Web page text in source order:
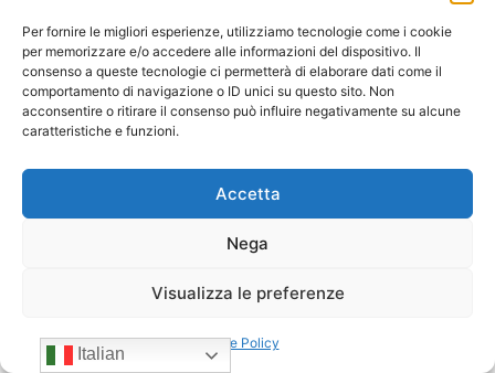
Per fornire le migliori esperienze, utilizziamo tecnologie come i cookie
per memorizzare e/o accedere alle informazioni del dispositivo. Il
consenso a queste tecnologie ci permetterà di elaborare dati come il
comportamento di navigazione o ID unici su questo sito. Non
acconsentire o ritirare il consenso può influire negativamente su alcune
caratteristiche e funzioni.
Accetta
Nega
Visualizza le preferenze
Cookie Policy
In CONFIDA l’ingresso di 4 nuovi
associati
22/07/2026
Italian